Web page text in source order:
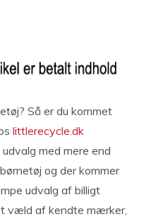
Så er du kommet
littlerecycle.dk
med mere end
og der kommer
udvalg af billigt
væld af kendte mærker,